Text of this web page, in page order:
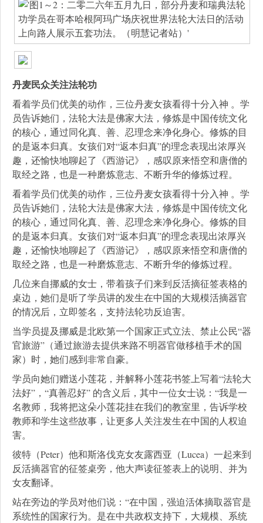
丹麦民众关注法轮功
看着学员们优美的动作，三位丹麦女孩看得十分入神 。学
员告诉她们，法轮大法是佛家大法，修炼是中国传统文化
的核心，通过同化真、善、忍理念来净化身心。修炼的目
的是返本归真。女孩们对“返本归真”的理念表现出浓厚兴
趣，还愉快地聊起了《西游记》，感叹原来悟空和唐僧的
取经之路，也是一种磨炼意志、不断升华的修炼过程。
看着学员们优美的动作，三位丹麦女孩看得十分入神 。学
员告诉她们，法轮大法是佛家大法，修炼是中国传统文化
的核心，通过同化真、善、忍理念来净化身心。修炼的目
的是返本归真。女孩们对“返本归真”的理念表现出浓厚兴
趣，还愉快地聊起了《西游记》，感叹原来悟空和唐僧的
取经之路，也是一种磨炼意志、不断升华的修炼过程。
几位来自挪威的女士，带着孩子们来到反活摘征签表格的
桌边，她们是听了学员讲的发生在中国的大规模活摘器官
的情况后，立即签名，支持法轮功反迫害。
当学员提及挪威是北欧第一个国家正式立法、禁止公民“器
官旅游”（通过旅游去提供来路不明器官做移植手术的国
家）时，她们感到非常自豪。
学员向她们赠送小莲花，并解释小莲花书签上写着“法轮大
法好”，“真善忍好” 的含义后，其中一位女士说：“我是一
名教师，我将把这朵小莲花挂在我们的教室里，告诉学校
教师和学生这些故事，让更多人关注发生在中国的人权迫
害。
彼特（Peter）他和斯洛伐克女友露西亚（Lucea）一起来到
反活摘器官的征签桌旁，他大声读征签表上的说明、并为
女友翻译。
站在旁边的学员对他们说：“在中国，强迫活体摘取器官是
系统性的国家行为。是在中共政权支持下，大规模、系统